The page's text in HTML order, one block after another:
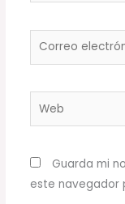
Correo
Web
Guarda mi
este navegador